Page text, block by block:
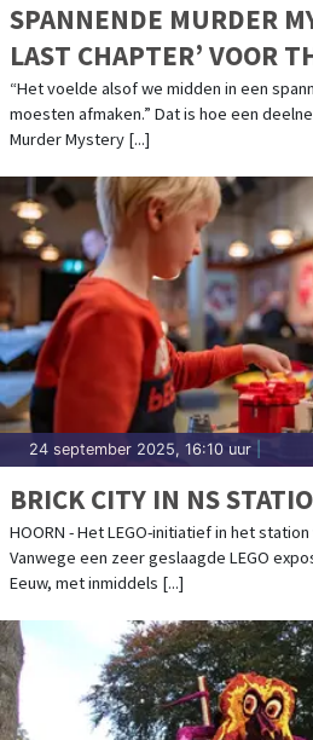
SPANNENDE MURDER
LAST CHAPTER’ VOOR
LOCATIE
“Het voelde alsof we midden in een
moesten afmaken.” Dat is hoe een
Murder Mystery [...]
24 september 2025, 16:10 uur
BRICK CITY IN NS
HOORN - Het LEGO-initiatief in het
Vanwege een zeer geslaagde LEGO
Eeuw, met inmiddels [...]